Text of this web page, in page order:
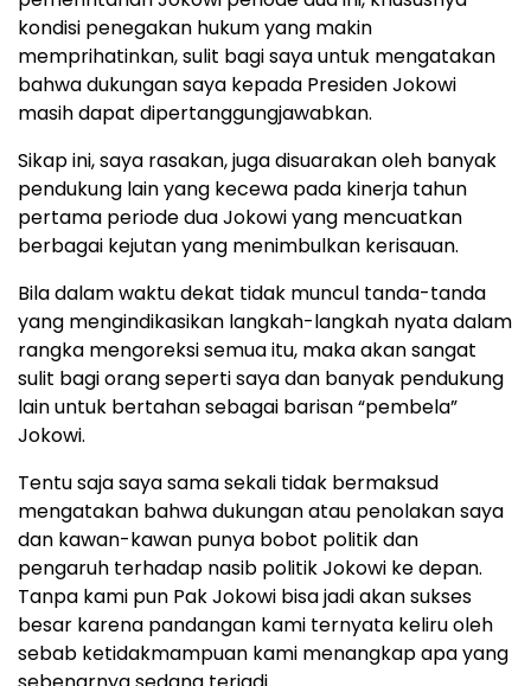
kondisi penegakan hukum yang makin
memprihatinkan, sulit bagi saya untuk mengatakan
bahwa dukungan saya kepada Presiden Jokowi
masih dapat dipertanggungjawabkan.
Sikap ini, saya rasakan, juga disuarakan oleh banyak
pendukung lain yang kecewa pada kinerja tahun
pertama periode dua Jokowi yang mencuatkan
berbagai kejutan yang menimbulkan kerisauan.
Bila dalam waktu dekat tidak muncul tanda-tanda
yang mengindikasikan langkah-langkah nyata dalam
rangka mengoreksi semua itu, maka akan sangat
sulit bagi orang seperti saya dan banyak pendukung
lain untuk bertahan sebagai barisan “pembela”
Jokowi.
Tentu saja saya sama sekali tidak bermaksud
mengatakan bahwa dukungan atau penolakan saya
dan kawan-kawan punya bobot politik dan
pengaruh terhadap nasib politik Jokowi ke depan.
Tanpa kami pun Pak Jokowi bisa jadi akan sukses
besar karena pandangan kami ternyata keliru oleh
sebab ketidakmampuan kami menangkap apa yang